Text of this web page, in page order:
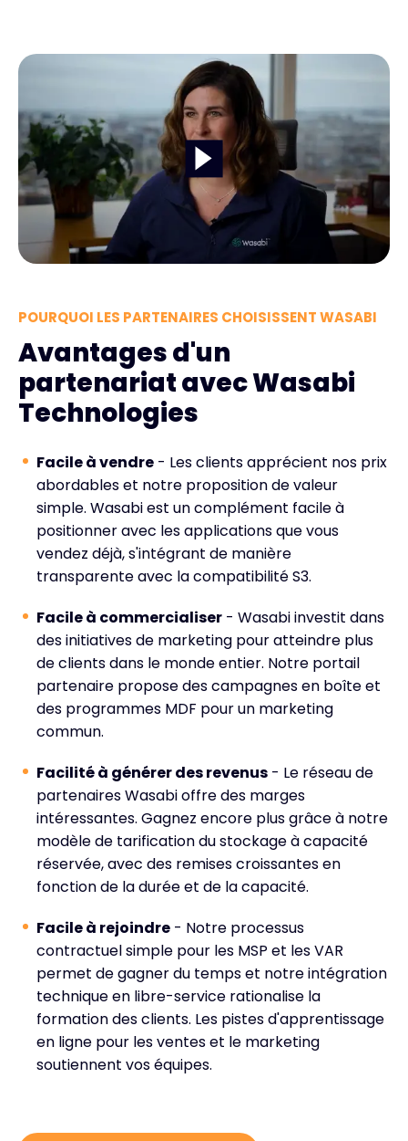
POURQUOI LES PARTENAIRES CHOISISSENT WASABI
Avantages d'un
partenariat avec Wasabi
Technologies
Facile à vendre - Les clients apprécient nos prix
abordables et notre proposition de valeur
simple. Wasabi est un complément facile à
positionner avec les applications que vous
vendez déjà, s'intégrant de manière
transparente avec la compatibilité S3.
Facile à commercialiser - Wasabi investit dans
des initiatives de marketing pour atteindre plus
de clients dans le monde entier. Notre portail
partenaire propose des campagnes en boîte et
des programmes MDF pour un marketing
commun.
Facilité à générer des revenus - Le réseau de
partenaires Wasabi offre des marges
intéressantes. Gagnez encore plus grâce à notre
modèle de tarification du stockage à capacité
réservée, avec des remises croissantes en
fonction de la durée et de la capacité.
Facile à rejoindre - Notre processus
contractuel simple pour les MSP et les VAR
permet de gagner du temps et notre intégration
technique en libre-service rationalise la
formation des clients. Les pistes d'apprentissage
en ligne pour les ventes et le marketing
soutiennent vos équipes.